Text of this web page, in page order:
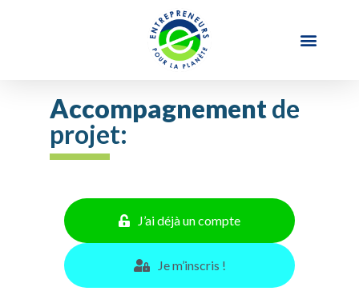
Accompagnementde
projet:
J’ai déjà un compte
Je m’inscris !